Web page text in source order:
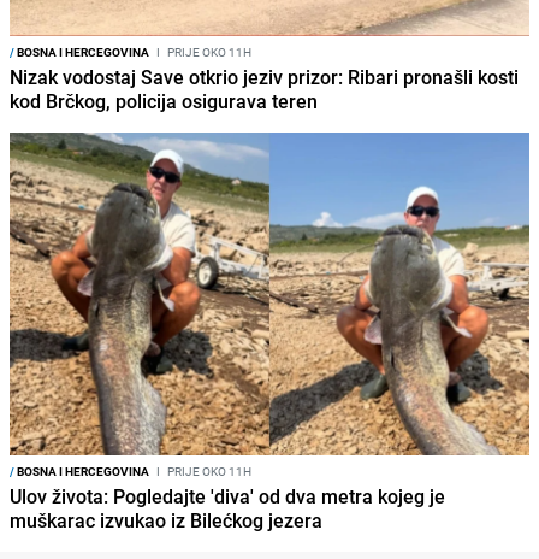
/BOSNA I HERCEGOVINA I PRIJE OKO 11H
Nizak vodostaj Save otkrio jeziv prizor: Ribari pronašli kosti
kod Brčkog, policija osigurava teren
/BOSNA I HERCEGOVINA I PRIJE OKO 11H
Ulov života: Pogledajte 'diva' od dva metra kojeg je
muškarac izvukao iz Bilećkog jezera